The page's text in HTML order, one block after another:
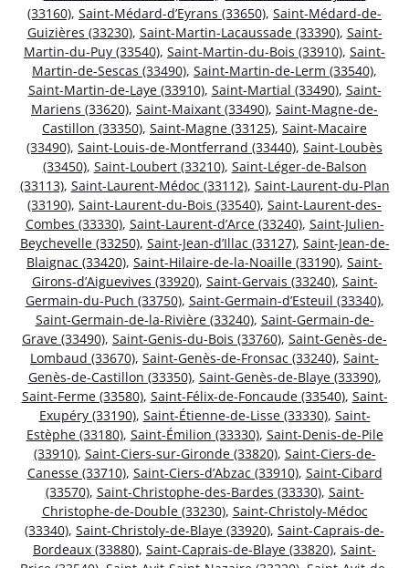
(33160), Saint-Médard-d’Eyrans (33650), Saint-Médard-de-
Guizières (33230), Saint-Martin-Lacaussade (33390), Saint-
Martin-du-Puy (33540), Saint-Martin-du-Bois (33910), Saint-
Martin-de-Sescas (33490), Saint-Martin-de-Lerm (33540),
Saint-Martin-de-Laye (33910), Saint-Martial (33490), Saint-
Mariens (33620), Saint-Maixant (33490), Saint-Magne-de-
Castillon (33350), Saint-Magne (33125), Saint-Macaire
(33490), Saint-Louis-de-Montferrand (33440), Saint-Loubès
(33450), Saint-Loubert (33210), Saint-Léger-de-Balson
(33113), Saint-Laurent-Médoc (33112), Saint-Laurent-du-Plan
(33190), Saint-Laurent-du-Bois (33540), Saint-Laurent-des-
Combes (33330), Saint-Laurent-d’Arce (33240), Saint-Julien-
Beychevelle (33250), Saint-Jean-d’Illac (33127), Saint-Jean-de-
Blaignac (33420), Saint-Hilaire-de-la-Noaille (33190), Saint-
Girons-d’Aiguevives (33920), Saint-Gervais (33240), Saint-
Germain-du-Puch (33750), Saint-Germain-d’Esteuil (33340),
Saint-Germain-de-la-Rivière (33240), Saint-Germain-de-
Grave (33490), Saint-Genis-du-Bois (33760), Saint-Genès-de-
Lombaud (33670), Saint-Genès-de-Fronsac (33240), Saint-
Genès-de-Castillon (33350), Saint-Genès-de-Blaye (33390),
Saint-Ferme (33580), Saint-Félix-de-Foncaude (33540), Saint-
Exupéry (33190), Saint-Étienne-de-Lisse (33330), Saint-
Estèphe (33180), Saint-Émilion (33330), Saint-Denis-de-Pile
(33910), Saint-Ciers-sur-Gironde (33820), Saint-Ciers-de-
Canesse (33710), Saint-Ciers-d’Abzac (33910), Saint-Cibard
(33570), Saint-Christophe-des-Bardes (33330), Saint-
Christophe-de-Double (33230), Saint-Christoly-Médoc
(33340), Saint-Christoly-de-Blaye (33920), Saint-Caprais-de-
Bordeaux (33880), Saint-Caprais-de-Blaye (33820), Saint-